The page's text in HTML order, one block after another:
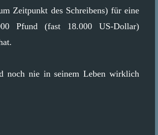
Zeitpunkt des Schreibens) für eine
Pfund (fast 18.000 US-Dollar)
noch nie in seinem Leben wirklich